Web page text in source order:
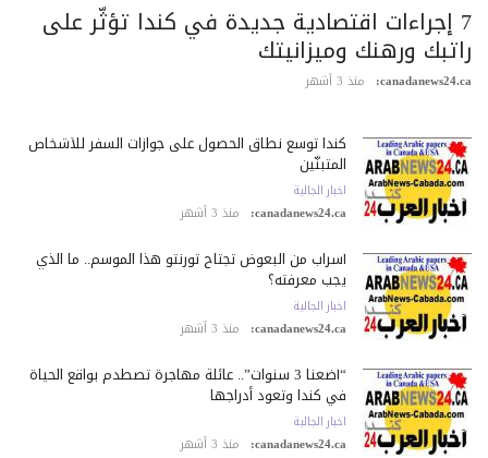
7 إجراءات اقتصادية جديدة في كندا تؤثّر على
ورهنك وميزانيتك
منذ 3 أشهر
كندا توسع نطاق الحصول على جوازات السفر للأشخاص
المتبنّين
اخبار الجالية
canadanews24.ca: منذ 3 أشهر
أسراب من البعوض تجتاح تورنتو هذا الموسم.. ما الذي
يجب معرفته؟
اخبار الجالية
canadanews24.ca: منذ 3 أشهر
“أضعنا 3 سنوات”.. عائلة مهاجرة تصطدم بواقع الحياة
في كندا وتعود أدراجها
اخبار الجالية
canadanews24.ca: منذ 3 أشهر